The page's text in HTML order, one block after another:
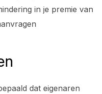
in je premie van
dat eigenaren